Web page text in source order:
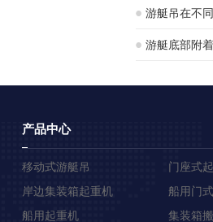
游艇吊在不
应性分析
游艇底部附
产品中心
移动式游艇吊
门座式
岸边集装箱起重机
船用门
船用起重机
集装箱